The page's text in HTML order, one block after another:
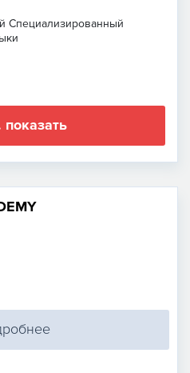
Специализированный